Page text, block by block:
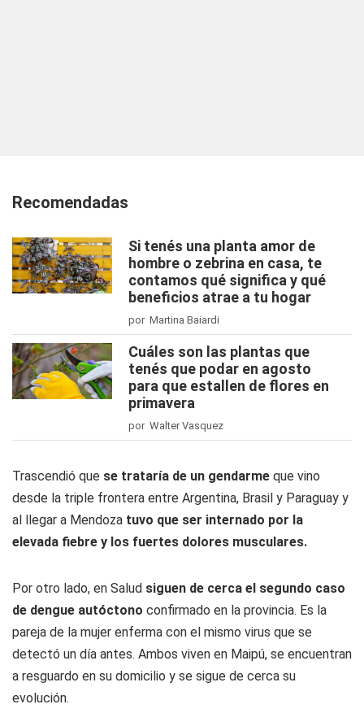
Recomendadas
Si tenés una planta amor de
hombre o zebrina en casa, te
contamos qué significa y qué
beneficios atrae a tu hogar
por Martina Baiardi
Cuáles son las plantas que
tenés que podar en agosto
para que estallen de flores en
primavera
por Walter Vasquez
Trascendió que se trataría de un gendarme que vino
desde la triple frontera entre Argentina, Brasil y Paraguay y
al llegar a Mendoza tuvo que ser internado por la
elevada fiebre y los fuertes dolores musculares.
Por otro lado, en Salud siguen de cerca el segundo caso
de dengue autóctono confirmado en la provincia. Es la
pareja de la mujer enferma con el mismo virus que se
detectó un día antes. Ambos viven en Maipú, se encuentran
a resguardo en su domicilio y se sigue de cerca su
evolución.